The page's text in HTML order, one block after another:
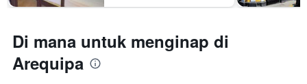
Di mana untuk menginap di
Arequipa